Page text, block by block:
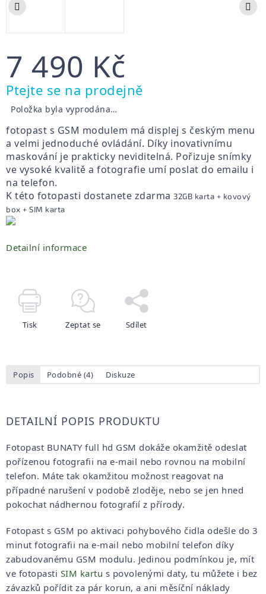
7 490 Kč
Měrná
cena:
Ptejte se na prodejně
Položka byla vyprodána…
fotopast s GSM modulem má displej s českým menu
a velmi jednoduché ovládání. Díky inovativnímu
maskování je prakticky neviditelná. Pořizuje snímky
ve vysoké kvalitě a fotografie umí poslat do emailu i
na telefon.
K této fotopasti dostanete zdarma 32GB karta + kovový
box + SIM karta
Detailní informace
Tisk Zeptat se Sdílet
Popis Podobné (4) Diskuze
DETAILNÍ POPIS PRODUKTU
Fotopast BUNATY full hd GSM dokáže okamžitě odeslat
pořízenou fotografii na e-mail nebo rovnou na mobilní
telefon. Máte tak okamžitou možnost reagovat na
případné narušení v podobě zloděje, nebo se jen hned
pokochat nádhernou fotografií z přírody.
Fotopast s GSM po aktivaci pohybového čidla odešle do 3
minut fotografii na e-mail nebo mobilní telefon díky
zabudovanému GSM modulu. Jedinou podmínkou je, mít
ve fotopasti SIM kartu s povolenými daty, tu můžete i bez
závazků pořídit za pár korun, a ani měsíční náklady